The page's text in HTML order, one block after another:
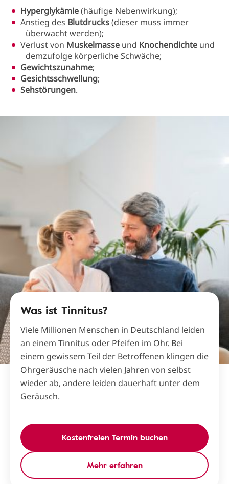
Hyperglykämie(häufige Nebenwirkung);
Anstieg des Blutdrucks(dieser muss immer
überwacht werden);
Verlust von Muskelmasse und Knochendichte und
demzufolge körperliche Schwäche;
Gewichtszunahme;
Gesichtsschwellung;
Sehstörungen.
Was ist Tinnitus?
Viele Millionen Menschen in Deutschland leiden
an einem Tinnitus oder Pfeifen im Ohr. Bei
einem gewissem Teil der Betroffenen klingen die
Ohrgeräusche nach vielen Jahren von selbst
wieder ab, andere leiden dauerhaft unter dem
Geräusch.
Kostenfreien Termin buchen
Mehr erfahren